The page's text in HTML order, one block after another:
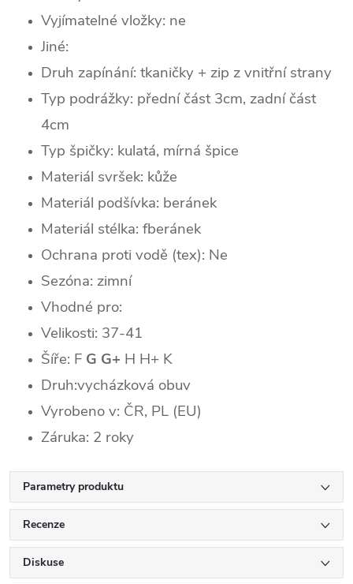
Vyjímatelné vložky: ne
Jiné:
Druh zapínání: tkaničky + zip z vnitřní strany
Typ podrážky: přední část 3cm, zadní část
4cm
Typ špičky: kulatá, mírná špice
Materiál svršek: kůže
Materiál podšívka: beránek
Materiál stélka: fberánek
Ochrana proti vodě (tex): Ne
Sezóna: zimní
Vhodné pro:
Velikosti: 37-41
Šíře: F G G+ H H+ K
Druh:vycházková obuv
Vyrobeno v: ČR, PL (EU)
Záruka: 2 roky
Parametry produktu
Recenze
Diskuse